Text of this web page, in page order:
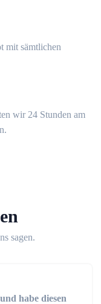
mit sämtlichen
wir 24 Stunden am
sagen.
habe diesen